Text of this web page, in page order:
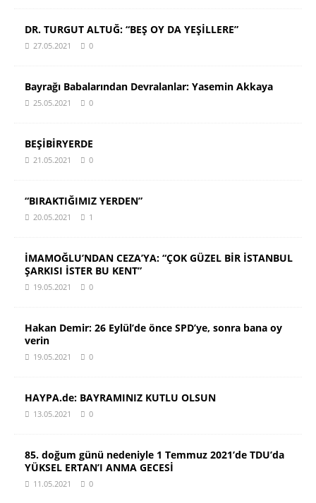
DR. TURGUT ALTUĞ: “BEŞ OY DA YEŞİLLERE”
27.05.2021 0
Bayrağı Babalarından Devralanlar: Yasemin Akkaya
25.05.2021 0
BEŞİBİRYERDE
21.05.2021 0
“BIRAKTIĞIMIZ YERDEN”
20.05.2021 1
İMAMOĞLU’NDAN CEZA’YA: “ÇOK GÜZEL BİR İSTANBUL
ŞARKISI İSTER BU KENT”
19.05.2021 0
Hakan Demir: 26 Eylül’de önce SPD’ye, sonra bana oy
verin
19.05.2021 0
HAYPA.de: BAYRAMINIZ KUTLU OLSUN
13.05.2021 0
85. doğum günü nedeniyle 1 Temmuz 2021’de TDU’da
YÜKSEL ERTAN’I ANMA GECESİ
11.05.2021 0